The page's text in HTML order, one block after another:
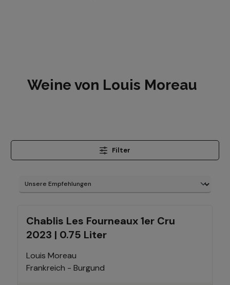
Weine von Louis Moreau
Filter
Chablis Les Fourneaux 1er Cru
2023 | 0.75 Liter
Louis Moreau
Frankreich - Burgund